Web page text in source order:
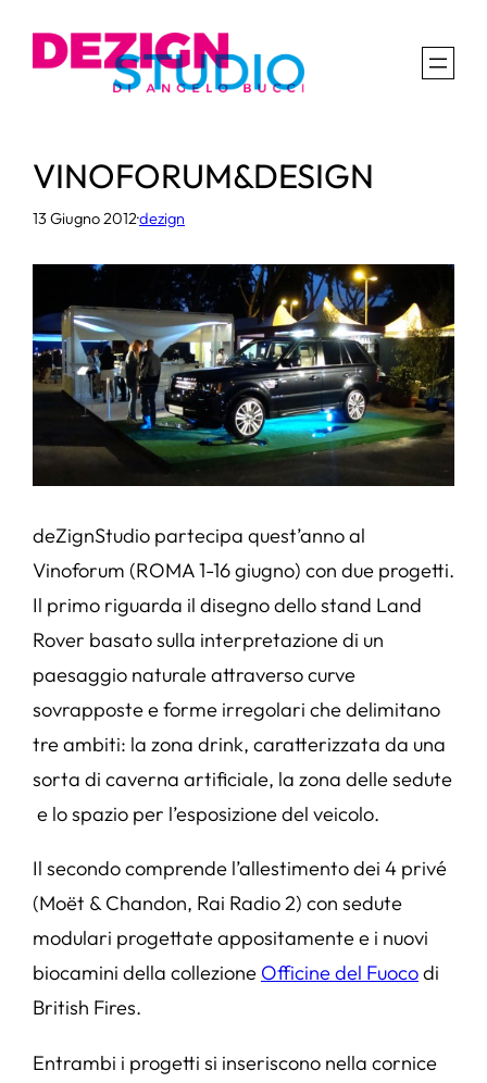
VINOFORUM&DESIGN
13 Giugno 2012·dezign
deZignStudio partecipa quest’anno al
Vinoforum (ROMA 1-16 giugno) con due progetti.
Il primo riguarda il disegno dello stand Land
Rover basato sulla interpretazione di un
paesaggio naturale attraverso curve
sovrapposte e forme irregolari che delimitano
tre ambiti: la zona drink, caratterizzata da una
sorta di caverna artificiale, la zona delle sedute
e lo spazio per l’esposizione del veicolo.
Il secondo comprende l’allestimento dei 4 privé
(Moët & Chandon, Rai Radio 2) con sedute
modulari progettate appositamente e i nuovi
biocamini della collezione Officine del Fuocodi
British Fires.
Entrambi i progetti si inseriscono nella cornice